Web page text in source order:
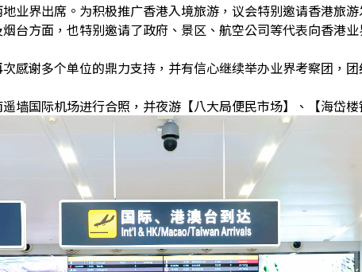
地业界出席。为积极推广香港入境旅游，议会特别邀请香港旅
台方面，也特别邀请了政府、景区、航空公司等代表向香港
感谢多个单位的鼎力支持，并有信心继续举办业界考察团，
墙国际机场进行合照，并夜游【八大局便民市场】、【海岱楼